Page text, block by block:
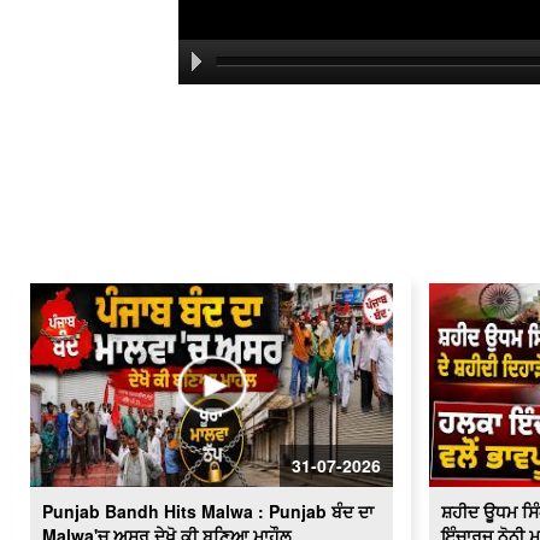
31-07-2026
Punjab Bandh Hits Malwa : Punjab ਬੰਦ ਦਾ
ਸ਼ਹੀਦ ਊਧਮ